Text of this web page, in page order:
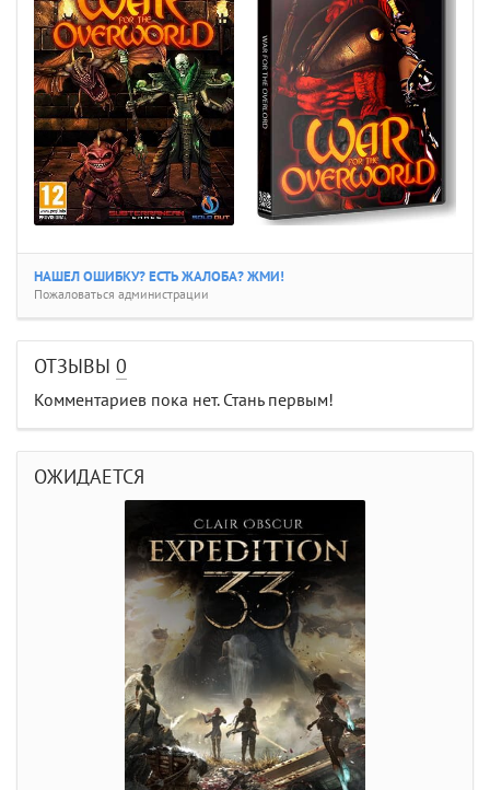
НАШЕЛ ОШИБКУ? ЕСТЬ ЖАЛОБА? ЖМИ!
Пожаловаться администрации
ОТЗЫВЫ 0
Комментариев пока нет. Стань первым!
ОЖИДАЕТСЯ